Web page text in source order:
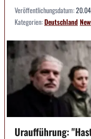
Veröffentlichungsdatum:
Kategorien:Deutschland
Uraufführung: